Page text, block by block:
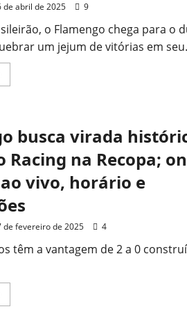
de abril de 2025 9
o Flamengo chega para o
um jejum de vitórias em
as
prováveis
busca virada
Racing na Recopa;
vivo, horário e
de fevereiro de 2025 4
têm a vantagem de 2 a 0